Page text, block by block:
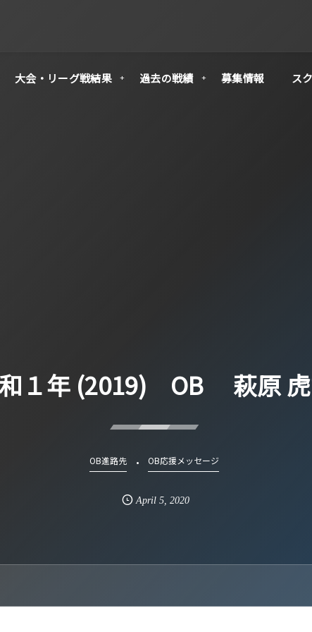
大会・リーグ戦結果 過去の戦績 募集情報 ス
１年 (2019) OB 萩原
OB進路先 OB応援メッセージ
April 5, 2020